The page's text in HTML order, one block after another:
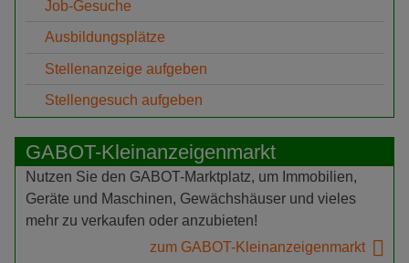
Job-Gesuche
Ausbildungsplätze
Stellenanzeige aufgeben
Stellengesuch aufgeben
GABOT-Kleinanzeigenmarkt
Nutzen Sie den GABOT-Marktplatz, um Immobilien,
Geräte und Maschinen, Gewächshäuser und vieles
mehr zu verkaufen oder anzubieten!
zum GABOT-Kleinanzeigenmarkt